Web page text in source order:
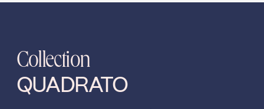
Water Sense
SPECS QUA79CMB
Download ↘
Collection
QUADRATO